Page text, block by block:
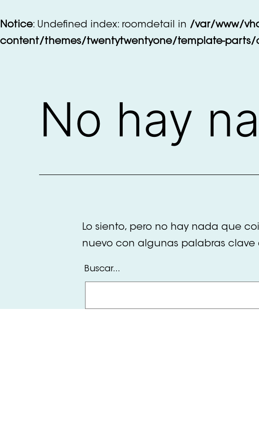
al
contenido
Notice: Undefined index: roomdetail in /var/www/
content/themes/twentytwentyone/template-
No hay
Lo siento, pero no hay nada que
nuevo con algunas palabras clave
Buscar...